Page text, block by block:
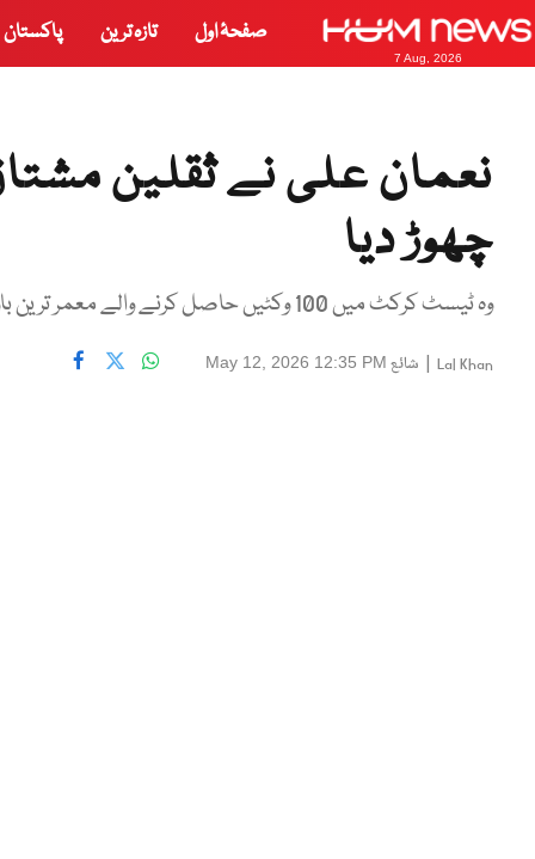
7 Aug, 2026
صفحۂ اول تازہ ترین پاکستان
نعمان علی نے ثقلین
چھوڑ دیا
وہ ٹیسٹ کرکٹ میں 100 وکٹیں حاصل کرنے والے معمر ترین باؤلر بھی بن گئے
Lal Khan
| شائع May 12, 2026 12:35 PM